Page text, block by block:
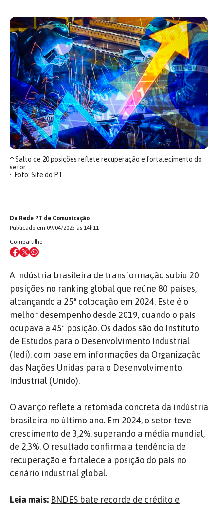
↑Salto de 20 posições reflete recuperação e fortalecimento do
setor
Foto: Site do PT
Da Rede PT de Comunicação
Publicado em 09/04/2025 às 14h11
Compartilhe
A indústria brasileira de transformação subiu 20
posições no ranking global que reúne 80 países,
alcançando a 25ª colocação em 2024. Este é o
melhor desempenho desde 2019, quando o país
ocupava a 45ª posição. Os dados são do Instituto
de Estudos para o Desenvolvimento Industrial
(Iedi), com base em informações da Organização
das Nações Unidas para o Desenvolvimento
Industrial (Unido).
O avanço reflete a retomada concreta da indústria
brasileira no último ano. Em 2024, o setor teve
crescimento de 3,2%, superando a média mundial,
de 2,3%. O resultado confirma a tendência de
recuperação e fortalece a posição do país no
cenário industrial global.
Leia mais: BNDES bate recorde de crédito e